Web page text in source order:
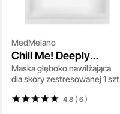
MedMelano
Chill Me! Deeply
Moisturizing Effect
Mask
Maska głęboko nawilżająca
dla skóry zestresowanej 1 szt
4.8 ( 6)